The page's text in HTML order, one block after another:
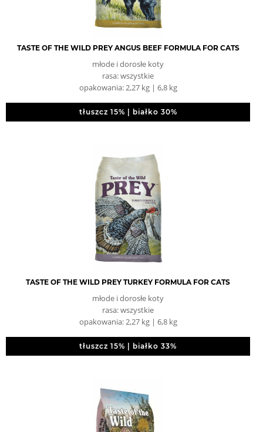
TASTE OF THE WILD PREY ANGUS BEEF FORMULA FOR CATS
młode i dorosłe koty
rasa: wszystkie
opakowania: 2,27 kg | 6,8 kg
tłuszcz 15% | białko 30%
TASTE OF THE WILD PREY TURKEY FORMULA FOR CATS
młode i dorosłe koty
rasa: wszystkie
opakowania: 2,27 kg | 6,8 kg
tłuszcz 15% | białko 33%